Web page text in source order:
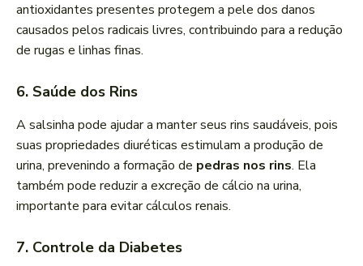
antioxidantes presentes protegem a pele dos danos
causados pelos radicais livres, contribuindo para a redução
de rugas e linhas finas.
6. Saúde dos Rins
A salsinha pode ajudar a manter seus rins saudáveis, pois
suas propriedades diuréticas estimulam a produção de
urina, prevenindo a formação de pedras nos rins. Ela
também pode reduzir a excreção de cálcio na urina,
importante para evitar cálculos renais.
7. Controle da Diabetes